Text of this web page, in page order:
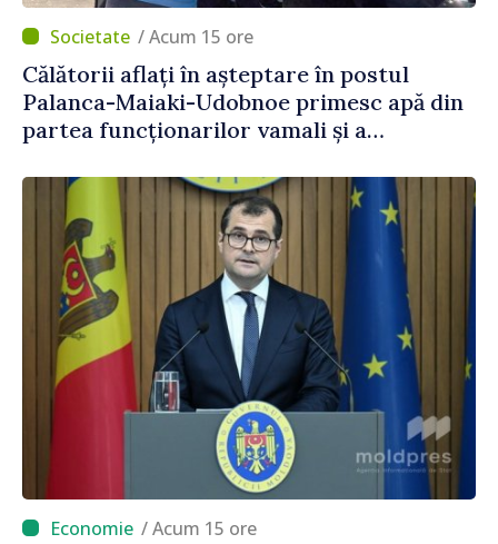
/ Acum 15 ore
Călătorii aflați în așteptare în postul
Palanca-Maiaki-Udobnoe primesc apă din
partea funcționarilor vamali și a
/ Acum 15 ore